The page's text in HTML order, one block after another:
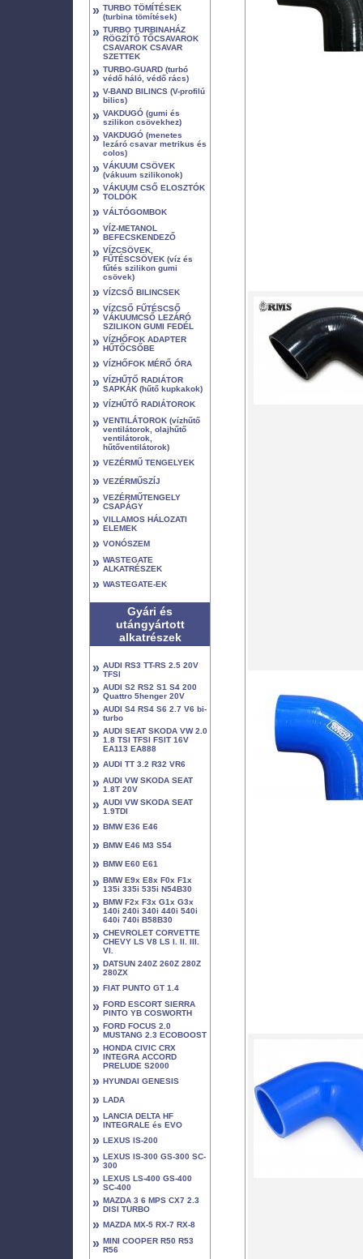
» TURBO TÖMÍTÉSEK
(turbina tömítések)
» TURBO TURBINAHÁZ
RÖGZÍTŐ TŐCSAVAROK
CSAVAROK CSAVAR
SZETTEK
» TURBO-GUARD (turbó
védő háló, védő rács)
» V-BAND BILINCS (V-profilú
bilics)
» VAKDUGÓ (gumi és
szilikon csövekhez)
» VAKDUGÓ (menetes
lezáró csavar metrikus és
colos)
» VÁKUUM CSÖVEK
(vákuum szilikonok)
» VÁKUUM CSŐ ELOSZTÓK
TOLDÓK
» VÁLTÓGOMBOK
» VÍZ-METANOL
BEFECSKENDEZŐ
» VÍZCSÖVEK,
FŰTÉSCSÖVEK (víz és
fűtés szilikon gumi
csövek)
» VÍZCSŐ BILINCSEK
» VÍZCSŐ FŰTÉSCSŐ
VÁKUUMCSŐ LEZÁRÓ
SZILIKON GUMI FEDÉL
» VÍZHŐFOK ADAPTER
HŰTŐCSŐBE
» VÍZHŐFOK MÉRŐ ÓRA
» VÍZHŰTŐ RADIÁTOR
SAPKÁK (hűtő kupkakok)
» VÍZHŰTŐ RADIÁTOROK
» VENTILÁTOROK (vízhűtő
ventilátorok, olajhűtő
ventilátorok,
hűtőventilátorok)
» VEZÉRMŰ TENGELYEK
» VEZÉRMŰSZÍJ
» VEZÉRMŰTENGELY
CSAPÁGY
» VILLAMOS HÁLOZATI
ELEMEK
» VONÓSZEM
» WASTEGATE
ALKATRÉSZEK
» WASTEGATE-EK
Gyári és
utángyártott
alkatrészek
» AUDI RS3 TT-RS 2.5 20V
TFSI
» AUDI S2 RS2 S1 S4 200
Quattro 5henger 20V
» AUDI S4 RS4 S6 2.7 V6 bi-
turbo
» AUDI SEAT SKODA VW 2.0
1.8 TSI TFSI FSIT 16V
EA113 EA888
» AUDI TT 3.2 R32 VR6
» AUDI VW SKODA SEAT
1.8T 20V
» AUDI VW SKODA SEAT
1.9TDI
» BMW E36 E46
» BMW E46 M3 S54
» BMW E60 E61
» BMW E9x E8x F0x F1x
135i 335i 535i N54B30
» BMW F2x F3x G1x G3x
140i 240i 340i 440i 540i
640i 740i B58B30
» CHEVROLET CORVETTE
CHEVY LS V8 LS I. II. III.
VI.
» DATSUN 240Z 260Z 280Z
280ZX
» FIAT PUNTO GT 1.4
» FORD ESCORT SIERRA
PINTO YB COSWORTH
» FORD FOCUS 2.0
MUSTANG 2.3 ECOBOOST
» HONDA CIVIC CRX
INTEGRA ACCORD
PRELUDE S2000
» HYUNDAI GENESIS
» LADA
» LANCIA DELTA HF
INTEGRALE és EVO
» LEXUS IS-200
» LEXUS IS-300 GS-300 SC-
300
» LEXUS LS-400 GS-400
SC-400
» MAZDA 3 6 MPS CX7 2.3
DISI TURBO
» MAZDA MX-5 RX-7 RX-8
» MINI COOPER R50 R53
R56